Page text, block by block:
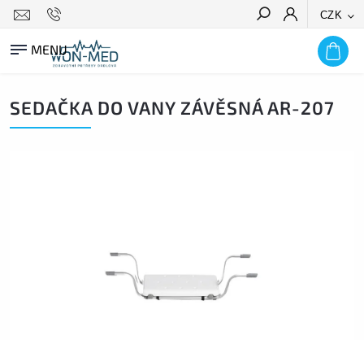
CZK
HLEDAT
SEDAČKA DO VANY ZÁVĚSNÁ AR-207